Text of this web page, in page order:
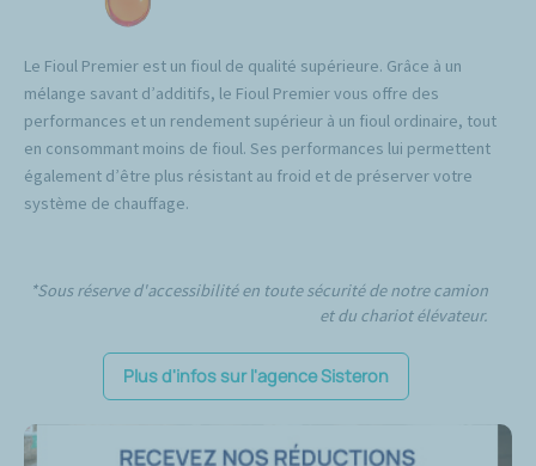
Le Fioul Premier est un fioul de qualité supérieure. Grâce à un
mélange savant d’additifs, le Fioul Premier vous offre des
performances et un rendement supérieur à un fioul ordinaire, tout
en consommant moins de fioul. Ses performances lui permettent
également d’être plus résistant au froid et de préserver votre
système de chauffage.
*Sous réserve d'accessibilité en toute sécurité de notre camion
et du chariot élévateur.
Plus d'infos sur l'agence Sisteron